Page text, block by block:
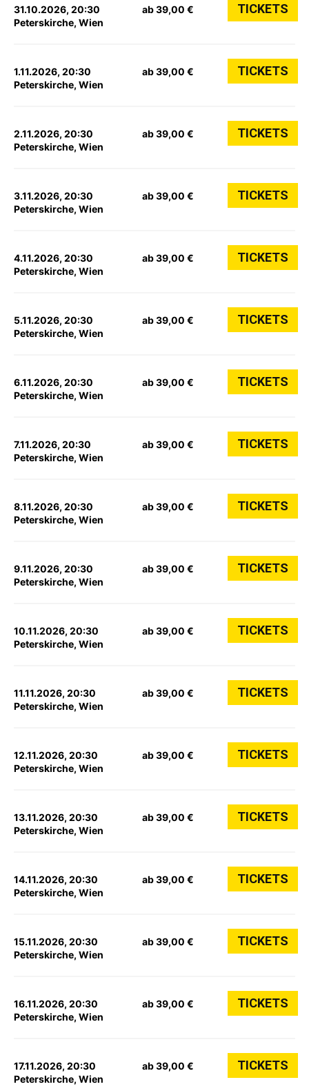
31.10.2026, 20:30
Peterskirche, Wien
ab 39,00 € TICKETS
1.11.2026, 20:30
Peterskirche, Wien
ab 39,00 € TICKETS
2.11.2026, 20:30
Peterskirche, Wien
ab 39,00 € TICKETS
3.11.2026, 20:30
Peterskirche, Wien
ab 39,00 € TICKETS
4.11.2026, 20:30
Peterskirche, Wien
ab 39,00 € TICKETS
5.11.2026, 20:30
Peterskirche, Wien
ab 39,00 € TICKETS
6.11.2026, 20:30
Peterskirche, Wien
ab 39,00 € TICKETS
7.11.2026, 20:30
Peterskirche, Wien
ab 39,00 € TICKETS
8.11.2026, 20:30
Peterskirche, Wien
ab 39,00 € TICKETS
9.11.2026, 20:30
Peterskirche, Wien
ab 39,00 € TICKETS
10.11.2026, 20:30
Peterskirche, Wien
ab 39,00 € TICKETS
11.11.2026, 20:30
Peterskirche, Wien
ab 39,00 € TICKETS
12.11.2026, 20:30
Peterskirche, Wien
ab 39,00 € TICKETS
13.11.2026, 20:30
Peterskirche, Wien
ab 39,00 € TICKETS
14.11.2026, 20:30
Peterskirche, Wien
ab 39,00 € TICKETS
15.11.2026, 20:30
Peterskirche, Wien
ab 39,00 € TICKETS
16.11.2026, 20:30
Peterskirche, Wien
ab 39,00 € TICKETS
17.11.2026, 20:30
Peterskirche, Wien
ab 39,00 € TICKETS